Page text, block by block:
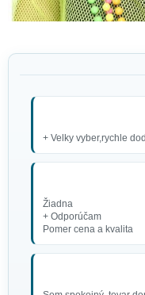
+ Velky vyber,rychle
Žiadna
+ Odporúčam
Pomer cena a kvalita